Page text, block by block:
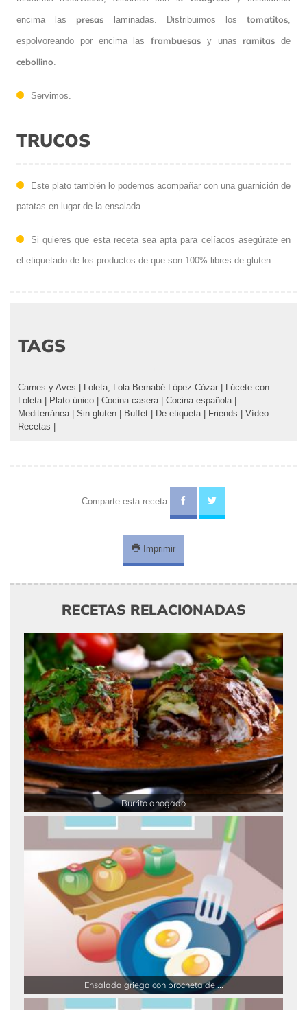
encima las presas laminadas. Distribuimos lostomatitos
espolvoreando por encima las frambuesas y unas ramitas de
cebollino
Servimos.
TRUCOS
Este plato también lo podemos acompañar con una guarnición de
patatas en lugar de la ensalada.
Si quieres que esta receta sea apta para celíacos asegúrate en
el etiquetado de los productos de que son 100% libres de gluten.
TAGS
Carnes y Aves Loleta, Lola Bernabé López-Cózar
Lúcete con
Loleta
Plato único Cocina casera Cocina española
Mediterránea
Sin gluten Buffet De etiqueta Friends
Vídeo
Recetas
Comparte esta receta
Imprimir
RECETAS RELACIONADAS
Burrito ahogado
Ensalada griega con brocheta de ...